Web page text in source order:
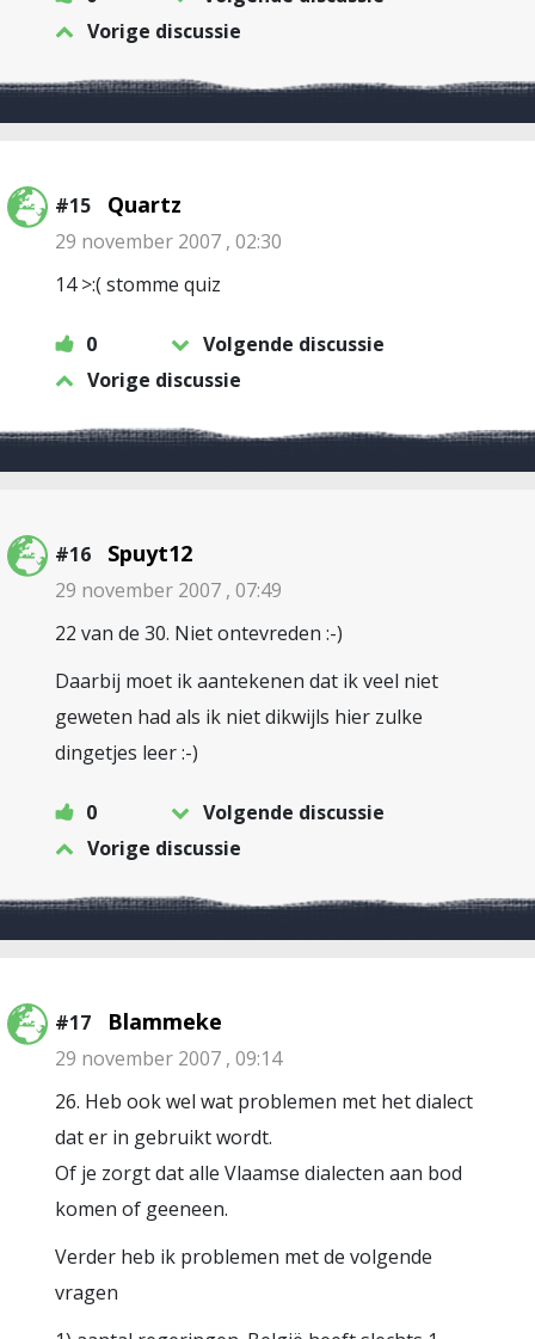
Vorige discussie
#15 Quartz
29 november 2007 , 02:30
14 >:( stomme quiz
0
Volgende discussie
Vorige discussie
#16 Spuyt12
29 november 2007 , 07:49
22 van de 30. Niet ontevreden :-)
Daarbij moet ik aantekenen dat ik veel niet
geweten had als ik niet dikwijls hier zulke
dingetjes leer :-)
0
Volgende discussie
Vorige discussie
#17 Blammeke
29 november 2007 , 09:14
26. Heb ook wel wat problemen met het dialect
dat er in gebruikt wordt.
Of je zorgt dat alle Vlaamse dialecten aan bod
komen of geeneen.
Verder heb ik problemen met de volgende
vragen